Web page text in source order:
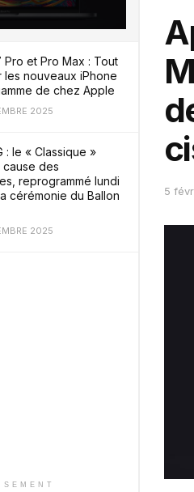
Pro et Pro Max : Tout
les nouveaux iPhone
de chez Apple
2025
: le « Classique »
des
reprogrammé lundi
cérémonie du Ballon
2025
5